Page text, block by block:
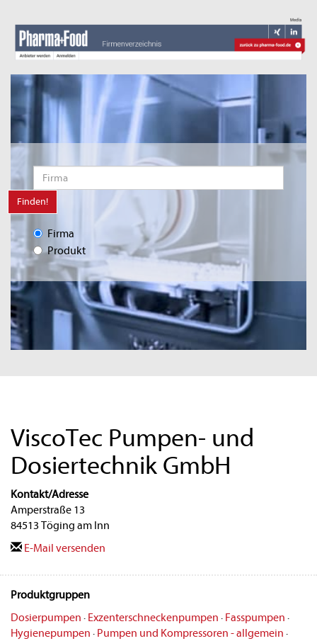
Finden!
Firma
Produkt
ViscoTec Pumpen- und
Dosiertechnik GmbH
Kontakt/Adresse
Amperstraße 13
84513 Töging am Inn
E-Mail versenden
Produktgruppen
Dosierpumpen · Exzenterschneckenpumpen · Fasspumpen ·
Hygienepumpen · Pumpen und Kompressoren - allgemein ·